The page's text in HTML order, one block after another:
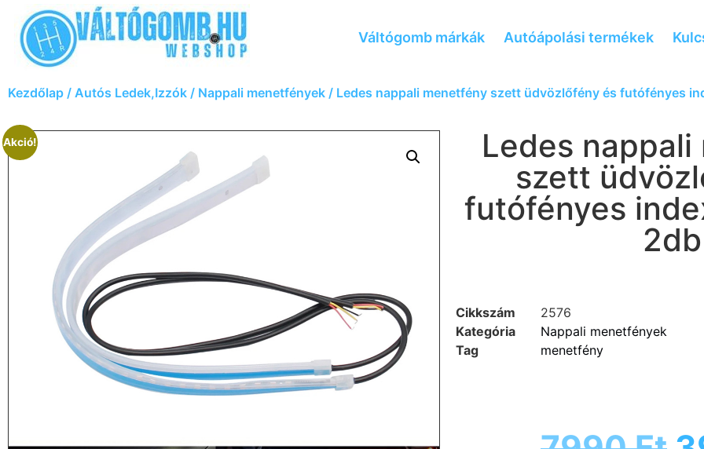
Váltógomb márkák Autóápolási termékek
Kezdőlap / Autós Ledek,Izzók / Nappali menetfények / Ledes nappali menetfény szett üdvözlőfény és futófényes
Akció!
Ledes
szett
futófényes
2db
Cikkszám
2576
Kategória
Nappali menetfények
Tag
menetfény